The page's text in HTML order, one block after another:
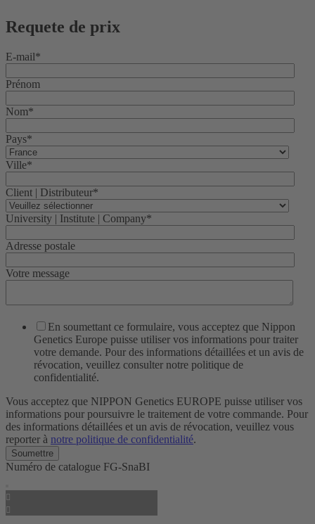
Requete de prix
E-mail*
Prénom
Nom*
Pays*
Ville*
Client | Distributeur*
University | Institute | Company*
Adresse postale
Votre message
En soumettant ce formulaire, vous acceptez que Nippon
Genetics Europe puisse utiliser vos informations pour traiter
votre demande. Pour des informations détaillées et un avis de
révocation, veuillez consulter notre politique de
confidentialité.
Vous acceptez que NIPPON Genetics EUROPE puisse utiliser vos
informations pour poursuivre le traitement de votre commande. Pour
des informations détaillées et un avis de révocation, veuillez vous
reporter à notre politique de confidentialité.
Numéro de catalogue FG-SnaBI